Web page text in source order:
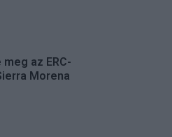
meg az ERC-
Morena